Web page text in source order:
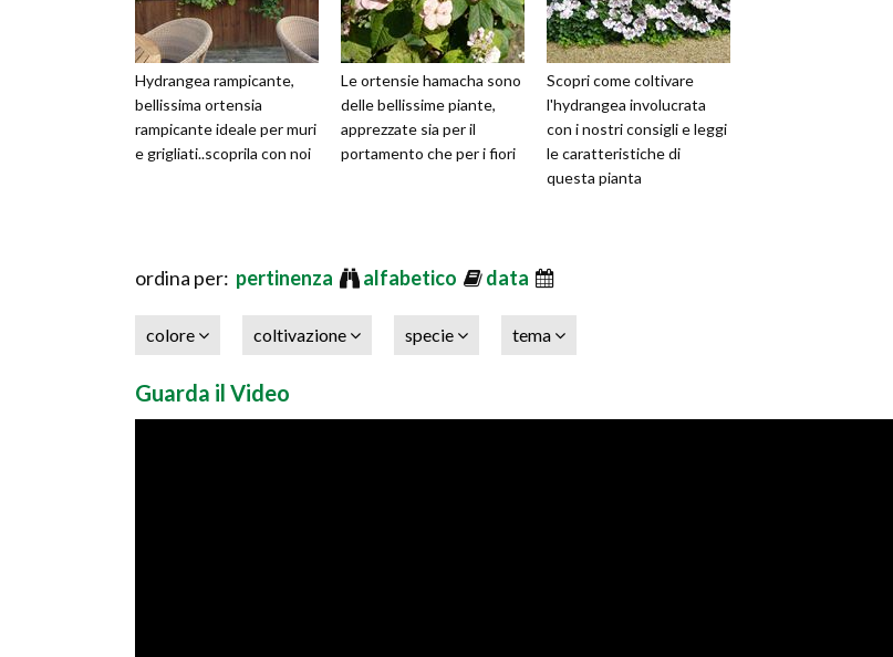
Hydrangea rampicante,
bellissima ortensia
rampicante ideale per muri
e grigliati..scoprila con noi
Le ortensie hamacha sono
delle bellissime piante,
apprezzate sia per il
portamento che per i fiori
Scopri come coltivare
l'hydrangea involucrata
con i nostri consigli e leggi
le caratteristiche di
questa pianta
ordina per: pertinenza alfabetico data
colore coltivazione specie tema
Guarda il Video